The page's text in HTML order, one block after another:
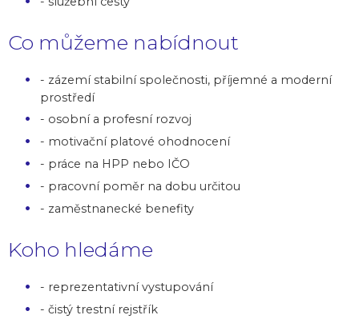
Co můžeme nabídnout
- zázemí stabilní společnosti, příjemné a moderní
prostředí
- osobní a profesní rozvoj
- motivační platové ohodnocení
- práce na HPP nebo IČO
- pracovní poměr na dobu určitou
- zaměstnanecké benefity
Koho hledáme
- reprezentativní vystupování
- čistý trestní rejstřík